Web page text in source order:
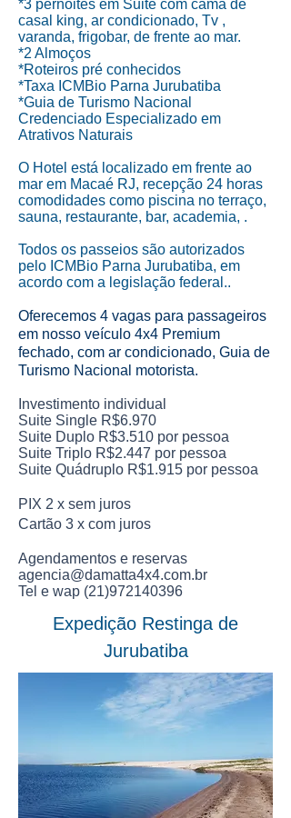
*3 pernoites em Suite com cama de
casal king, ar condicionado, Tv ,
varanda, frigobar, de frente ao mar.
*2 Almoços
*Roteiros pré conhecidos
*Taxa ICMBio Parna Jurubatiba
*Guia de Turismo Nacional
Credenciado Especializado em
Atrativos Naturais
O Hotel está localizado em frente ao
mar em Macaé RJ, recepção 24 horas
comodidades como piscina no terraço,
sauna, restaurante, bar, academia, .
Todos os passeios são autorizados
pelo ICMBio Parna Jurubatiba, em
acordo com a legislação federal..
Oferecemos 4 vagas para passageiros
em nosso veículo 4x4 Premium
fechado, com ar condicionado, Guia de
Turismo Nacional motorista.
Investimento individual
Suite Single R$6.970
Suite Duplo R$3.510 por pessoa
Suite Triplo R$2.447 por pessoa
Suite Quádruplo R$1.915 por pessoa
PIX 2 x sem juros
Cartão 3 x com juros
Agendamentos e reservas
agencia@damatta4x4.com.br
Tel e wap (21)972140396
Expedição Restinga de
Jurubatiba